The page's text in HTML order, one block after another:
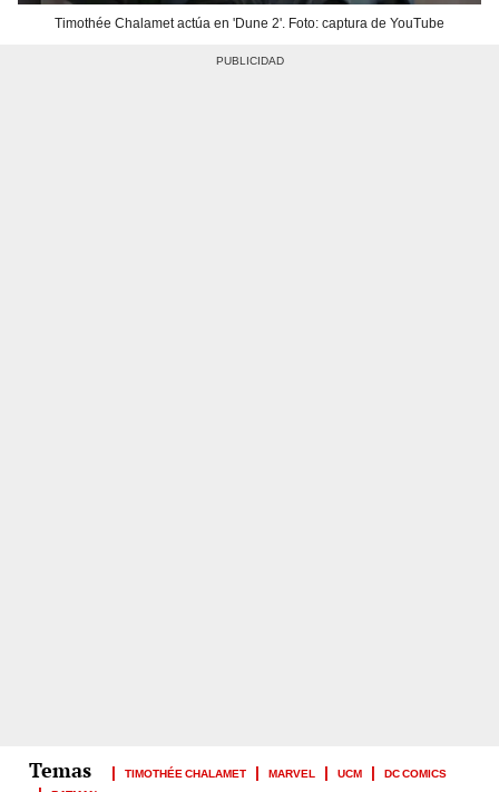
Timothée Chalamet actúa en 'Dune 2'. Foto: captura de YouTube
TIMOTHÉE CHALAMET MARVEL UCM
DC COMICS